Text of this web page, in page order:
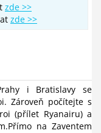
zde >>
zde >>
i Bratislavy se
Zároveň počítejte s
(přílet Ryanairu) a
na Zaventem